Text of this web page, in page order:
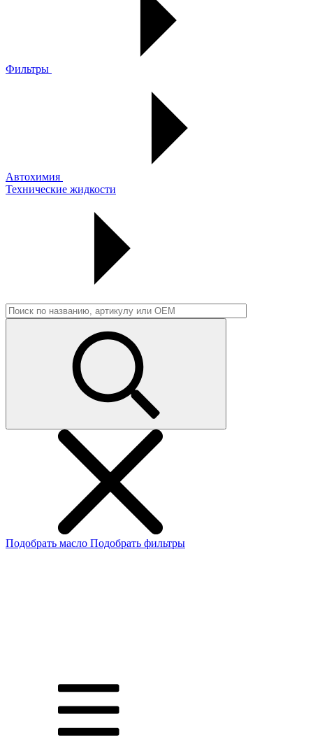
Фильтры
Автохимия
Технические жидкости
Подобрать масло Подобрать фильтры